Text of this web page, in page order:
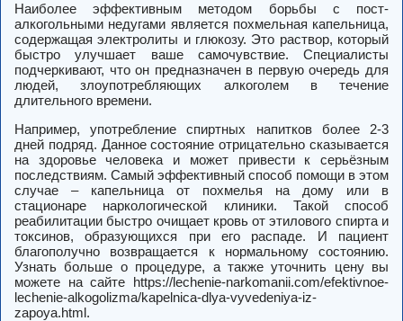
Наиболее эффективным методом борьбы с пост-
алкогольными недугами является похмельная капельница,
содержащая электролиты и глюкозу. Это раствор, который
быстро улучшает ваше самочувствие. Специалисты
подчеркивают, что он предназначен в первую очередь для
людей, злоупотребляющих алкоголем в течение
длительного времени.
Например, употребление спиртных напитков более 2-3
дней подряд. Данное состояние отрицательно сказывается
на здоровье человека и может привести к серьёзным
последствиям. Самый эффективный способ помощи в этом
случае – капельница от похмелья на дому или в
стационаре наркологической клиники. Такой способ
реабилитации быстро очищает кровь от этилового спирта и
токсинов, образующихся при его распаде. И пациент
благополучно возвращается к нормальному состоянию.
Узнать больше о процедуре, а также уточнить цену вы
можете на сайте https://lechenie-narkomanii.com/efektivnoe-
lechenie-alkogolizma/kapelnica-dlya-vyvedeniya-iz-
zapoya.html.